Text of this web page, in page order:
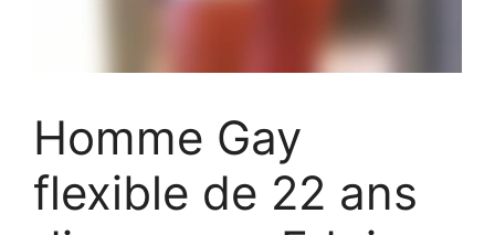
Homme Gay
flexible de 22 ans